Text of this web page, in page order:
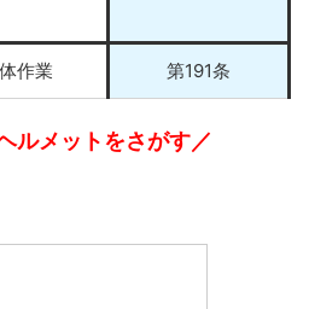
作業 第191条
ルメットをさがす／